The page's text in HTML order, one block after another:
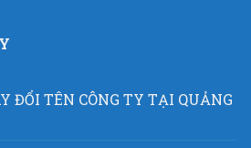
ĐỔI TÊN CÔNG TY TẠI QUẢNG